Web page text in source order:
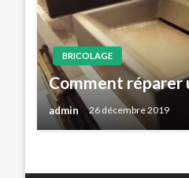
BRICOLAGE
Comment réparer
admin 26 décembre 2019